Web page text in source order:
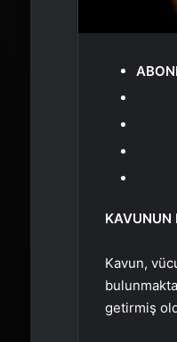
KAVUNUN
Kavun,
getirmiş